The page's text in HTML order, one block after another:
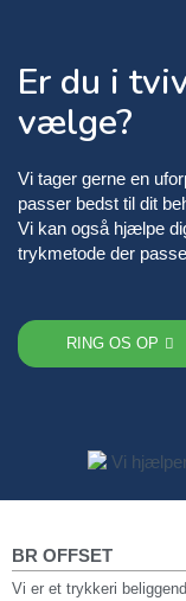
Er du i
vælge?
Vi tager gerne en
passer bedst til dit
Vi kan også hjælpe
trykmetode der
RING OS OP
BR OFFSET
Vi er et trykkeri